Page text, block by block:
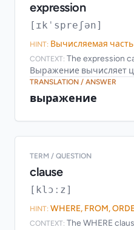
expression
[ɪkˈspreʃən]
HINT: Вычисляемая часть
CONTEXT: The expression
Выражение вычисляет
TRANSLATION / ANSWER
выражение
TERM / QUESTION
clause
[klɔːz]
HINT: WHERE, FROM,
CONTEXT: The WHERE